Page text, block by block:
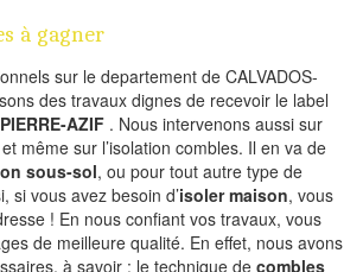
à gagner
sur le departement de CALVADOS-
des travaux dignes de recevoir le label
AZIF . Nous intervenons aussi sur
même sur l’isolation combles. Il en va de
sous-sol, ou pour tout autre type de
si vous avez besoin d’isoler maison, vous
! En nous confiant vos travaux, vous
de meilleure qualité. En effet, nous avons
à savoir : le technique de combles